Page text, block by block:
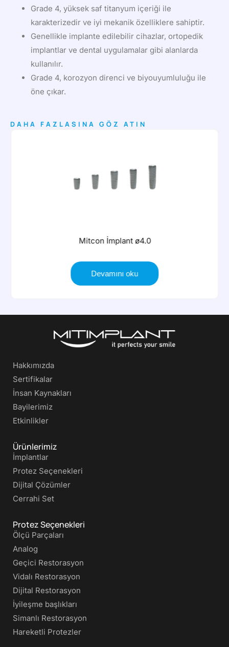
Grade 4, yüksek saf titanyum içeriği ile
karakterizedir ve iyi mekanik özelliklere sahiptir.
Genellikle implante edilebilir cihazlar, ortopedik
implantlar ve dental uygulamalar gibi alanlarda
kullanılır.
Grade 4, korozyon direnci ve biyouyumluluğu ile
öne çıkar.
DAHA FAZLASINA GÖZ ATIN
Mitcon İmplant ø4.0
Devamını oku
Hakkımızda
Sertifikalar
İnsan Kaynakları
Bayilerimiz
Etkinlikler
Ürünlerimiz
İmplantlar
Protez Seçenekleri
Dijital Çözümler
Cerrahi Set
Protez Seçenekleri
Ölçü Parçaları
Analog
Geçici Restorasyon
Vidalı Restorasyon
Dijital Restorasyon
İyileşme başlıkları
Simanlı Restorasyon
Hareketli Protezler